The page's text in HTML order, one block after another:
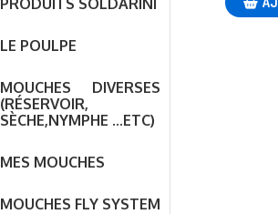
PRODUITS SOLDARINI
LE POULPE
MOUCHES DIVERSES
(RÉSERVOIR,
SÈCHE,NYMPHE ...ETC)
MES MOUCHES
MOUCHES FLY SYSTEM